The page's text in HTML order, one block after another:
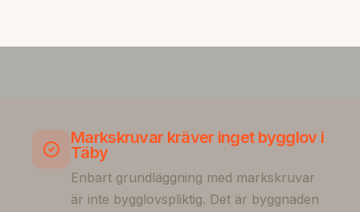
Markskruvar kräver inget bygglov i
Täby
Enbart grundläggning med markskruvar
är inte bygglovspliktig. Det är byggnaden